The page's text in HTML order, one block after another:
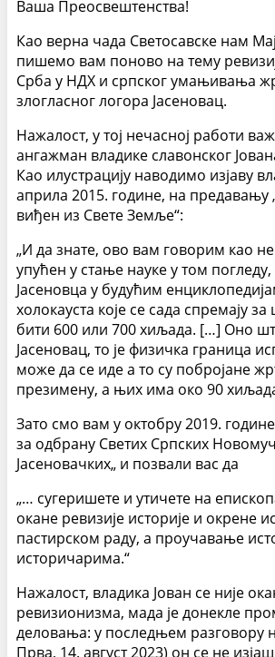
Ваша Преосвештенства!
Као верна чада Светосавске нам
пишемо вам поново на тему
Срба у НДХ и српског умањивања
злогласног логора Јасеновац.
Нажалост, у тој нечасној работи
ангажман владике славонског
Као илустрацију наводимо изјаву
априла 2015. године, на предавању
виђен из Свете Земље“:
„И да знате, ово вам говорим као
упућен у стање науке у том
Јасеновца у будућим
холокауста које се сада спремају
бити 600 или 700 хиљада. […] Оно
Јасеновац, то је физичка граница
може да се иде а то су побројане
презимену, а њих има око 90
Зато смо вам у октобру 2019.
за одбрану Светих Српских
Јасеновачких„ и позвали вас да
„… сугеришете и утичете на
окане ревизије историје и окрене
пастирском раду, а проучавање
историчарима.“
Нажалост, владика Јован се није
ревизионизма, мада је донекле
деловања: у последњем разговору
Прва, 14. август 2023) он се не